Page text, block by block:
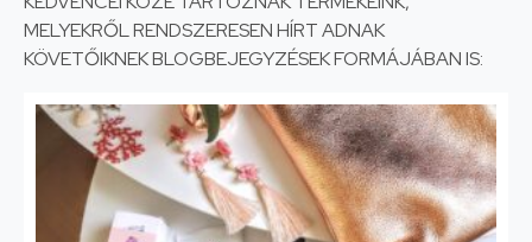
MELYEKRŐL RENDSZERESEN HÍRT ADNAK
KÖVETŐIKNEK BLOGBEJEGYZÉSEK FORMÁJÁBAN IS: